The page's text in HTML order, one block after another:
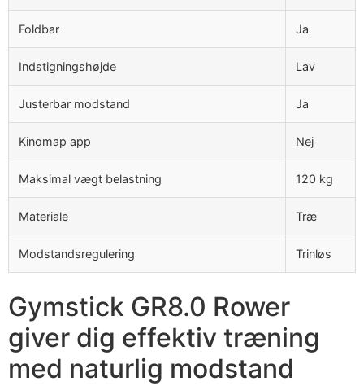
Foldbar Ja
Indstigningshøjde Lav
Justerbar modstand Ja
Kinomap app Nej
Maksimal vægt belastning 120 kg
Materiale Træ
Modstandsregulering Trinløs
Gymstick GR8.0 Rower
giver dig effektiv træning
med naturlig modstand